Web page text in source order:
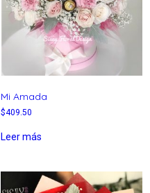
Mi Amada
$409.50
Leer más